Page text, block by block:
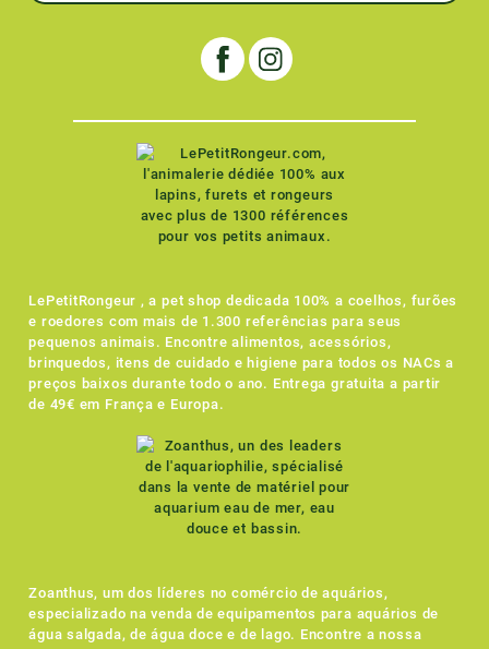
LePetitRongeur , a pet shop dedicada 100% a coelhos, furões
e roedores com mais de 1.300 referências para seus
pequenos animais. Encontre alimentos, acessórios,
brinquedos, itens de cuidado e higiene para todos os NACs a
preços baixos durante todo o ano. Entrega gratuita a partir
de 49€ em França e Europa.
Zoanthus, um dos líderes no comércio de aquários,
especializado na venda de equipamentos para aquários de
água salgada, de água doce e de lago. Encontre a nossa